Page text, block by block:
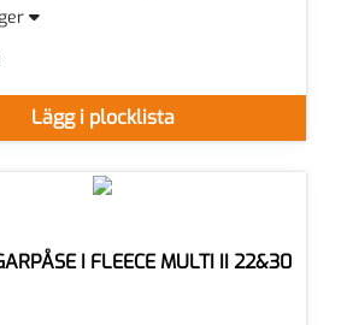
Lägg i plocklista
I FLEECE MULTI II 22&30